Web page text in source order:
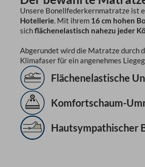
Unsere Bonellfederkernmatratze ist
Hotellerie. Mit ihrem 16 cm hohen
sichflächenelastisch nahezu jeder
Abgerundet wird die Matratze durch
Klimafaser für ein angenehmes
Flächenelastische
Komfortschaum-
Hautsympathischer